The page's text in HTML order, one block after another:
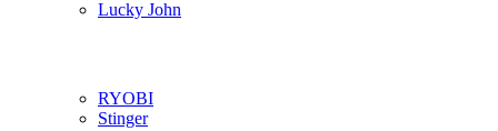
Lucky John
RYOBI
Stinger